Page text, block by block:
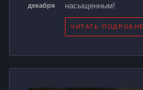
декабря
насыщенным!
ЧИТАТЬ